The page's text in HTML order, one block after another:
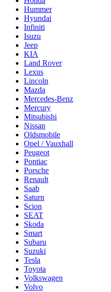
Hummer
Hyundai
Infiniti
Isuzu
Jeep
KIA
Land Rover
Lexus
Lincoln
Mazda
Mercedes-Benz
Mercury
Mitsubishi
Nissan
Oldsmobile
Opel / Vauxhall
Peugeot
Pontiac
Porsche
Renault
Saab
Saturn
Scion
SEAT
Skoda
Smart
Subaru
Suzuki
Tesla
Toyota
Volkswagen
Volvo